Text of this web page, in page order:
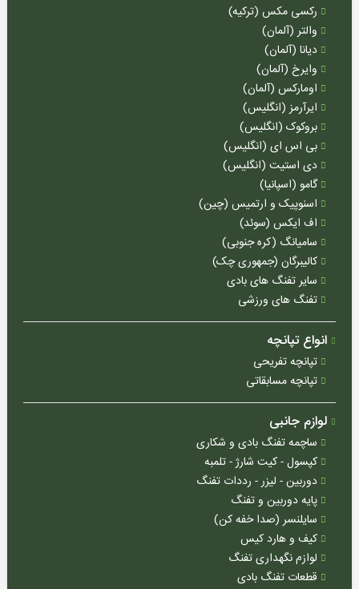
پمپ
PCP
سیبل
تیراندازی
صدا
خفه
کن
قطعات
تفنگ
PCP
قطعات
تفنگ
بادی
چوب
ماهیگیری
چرخ
ماهیگیری
نخ
ماهیگیری
قلاب
طعمه
سایر
لوازم
ماهیگیری
رکسی مکس (ترکیه)
والتر (آلمان)
دیانا (آلمان)
وایرخ (آلمان)
اومارکس (آلمان)
ایرآرمز (انگلیس)
بروکوک (انگلیس)
بی اس ای (انگلیس)
دی استیت (انگلیس)
گامو (اسپانیا)
اسنوپیک و ارتمیس (چین)
اف ایکس (سوئد)
سامیانگ (کره جنوبی)
کالیبرگان (جمهوری چک)
سایر تفنگ های بادی
تفنگ های ورزشی
انواع تپانچه
تپانچه تفریحی
تپانچه مسابقاتی
لوازم جانبی
ساچمه تفنگ بادی و شکاری
کپسول - کیت شارژ - تلمبه
دوربین - لیزر - رددات تفنگ
پایه دوربین و تفنگ
سایلنسر (صدا خفه کن)
کیف و هارد کیس
لوازم نگهداری تفنگ
قطعات تفنگ بادی